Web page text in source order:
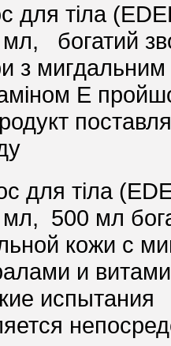
для тіла
богатий
з
Е
для тіла
500 мл
кожи с
и
испытания